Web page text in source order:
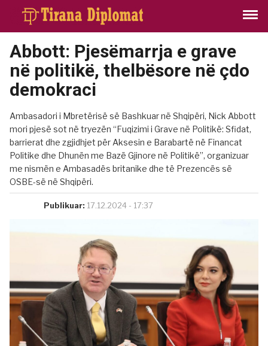
Abbott: Pjesëmarrja e grave
në politikë, thelbësore në çdo
demokraci
Ambasadori i Mbretërisë së Bashkuar në Shqipëri, Nick Abbott
mori pjesë sot në tryezën “Fuqizimi i Grave në Politikë: Sfidat,
barrierat dhe zgjidhjet për Aksesin e Barabartë në Financat
Politike dhe Dhunën me Bazë Gjinore në Politikë”, organizuar
me nismën e Ambasadës britanike dhe të Prezencës së
OSBE-së në Shqipëri.
Publikuar: 17.12.2024 - 17:37